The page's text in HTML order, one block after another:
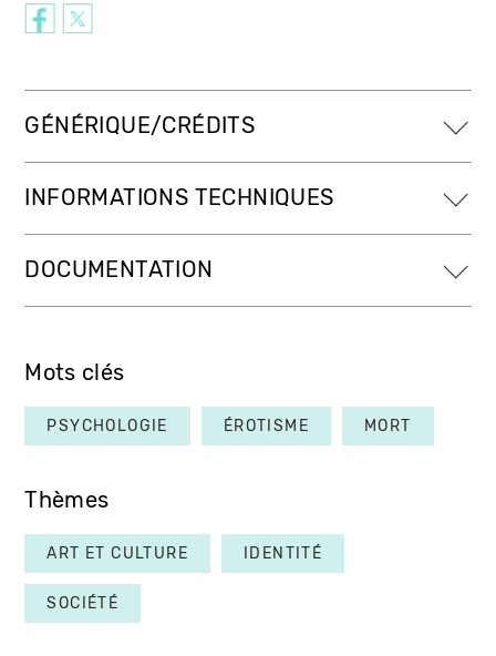
GÉNÉRIQUE/CRÉDITS
INFORMATIONS TECHNIQUES
DOCUMENTATION
Mots clés
PSYCHOLOGIE ÉROTISME MORT
Thèmes
ART ET CULTURE IDENTITÉ
SOCIÉTÉ